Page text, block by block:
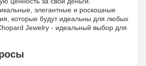
18 КТ
элегантные и роскошные
которые будут идеальны для любых
Jewelry - идеальный выбор для